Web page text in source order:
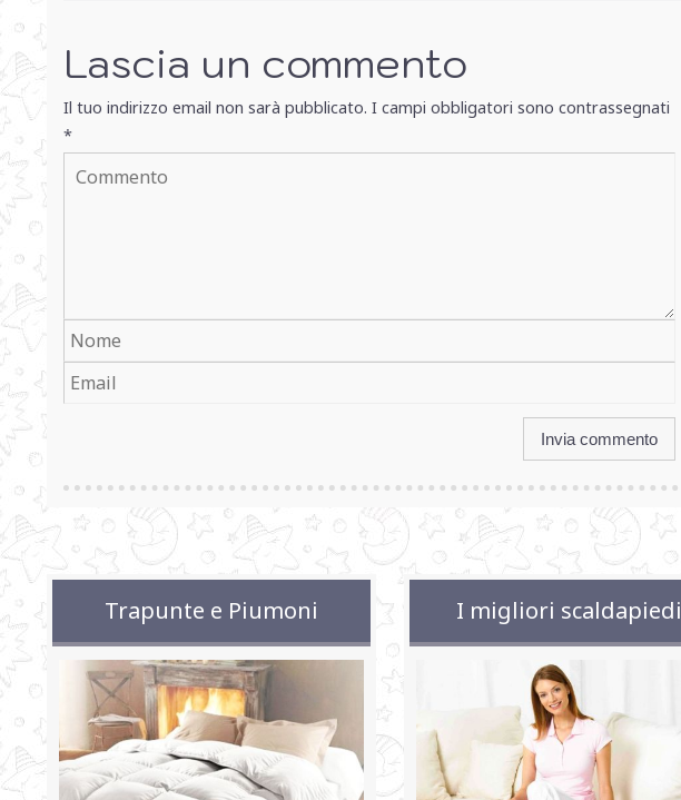
Lascia un commento
Il tuo indirizzo email non sarà pubblicato. I campi obbligatori sono contrassegnati
*
Trapunte e Piumoni I migliori scaldapiedi